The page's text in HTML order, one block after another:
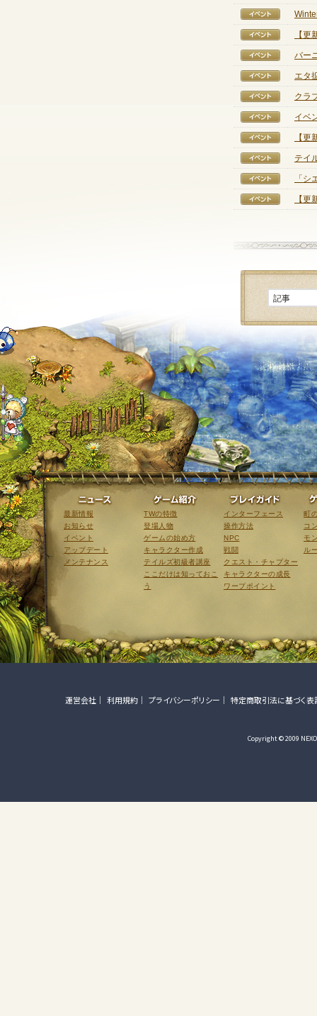
【イ
【イ
【
【イ
バー
【イ
エタ
【イ
クラ
【イ
イベ
【イ
【
【イ
テイ
【イ
「
【イ
【
ニュース
最新情報
お知らせ
イベント
アップデート
メンテナンス
ゲーム紹介
TWの特徴
登場人物
ゲームの始め方
キャラクター作成
テイルズ初級者講座
ここだけは知っておこ
う
インターフェース
操作方法
NPC
戦闘
クエスト・チャプター
キャラクターの成長
ワープポイント
町
コ
モ
ル
運営会社 利用規約 プライバシーポリシー 特定商取引法に基づく表
Copyright © 2009